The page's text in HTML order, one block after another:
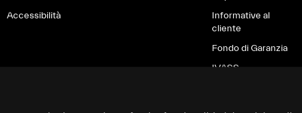
Accessibilità
Informative al
cliente
Fondo di Garanzia
IVASS